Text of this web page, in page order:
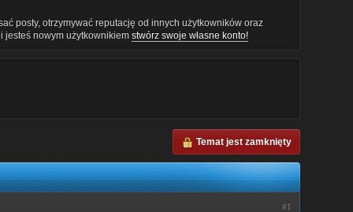
posty, otrzymywać reputację od innych użytkowników oraz
jesteś nowym użytkownikiemstwórz swoje własne konto!
Temat jest zamknięty
#1